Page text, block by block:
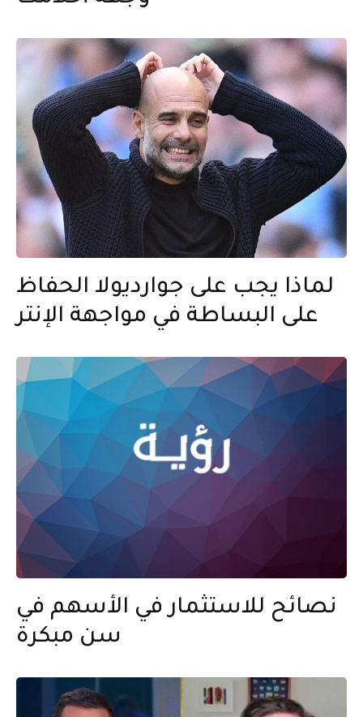
لماذا يجب على جوارديولا الحفاظ
على البساطة في مواجهة الإنتر
نصائح للاستثمار في الأسهم في
سن مبكرة